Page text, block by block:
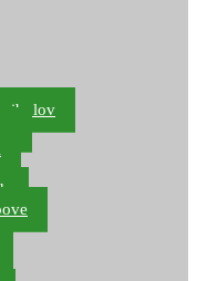
ribolov